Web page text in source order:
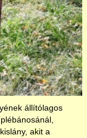
állítólagos
akit a